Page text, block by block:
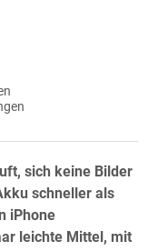
sich keine Bilder
schneller als
iPhone
leichte Mittel, mit